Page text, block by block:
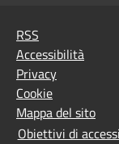
RSS
Accessibilità
Privacy
Cookie
Mappa del sito
Obiettivi di